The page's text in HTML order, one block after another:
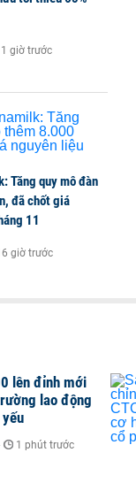
bộ cửa
giờ trước
Tăng quy mô đàn
đã chốt giá
11
giờ trước
lên đỉnh mới
lao động
1 phút trước